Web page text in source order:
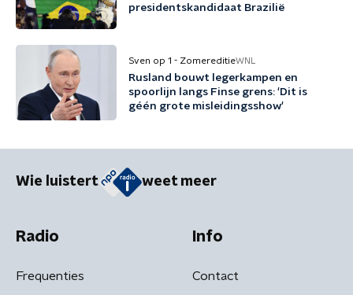
presidentskandidaat Brazilië
Sven op 1 - ZomereditieWNL
Rusland bouwt legerkampen en
spoorlijn langs Finse grens: 'Dit is
géén grote misleidingsshow'
Wie luistert weet meer
Radio
Frequenties
Info
Contact